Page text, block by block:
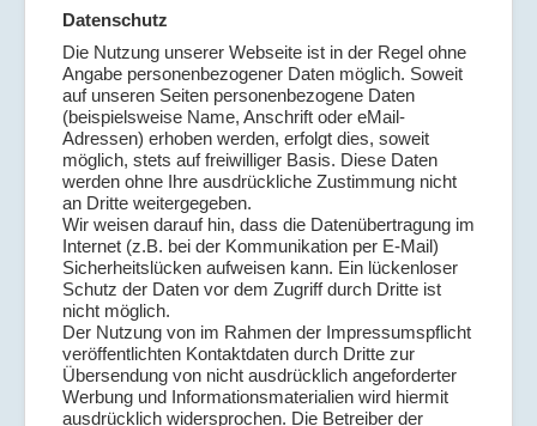
Datenschutz
Die Nutzung unserer Webseite ist in der Regel ohne
Angabe personenbezogener Daten möglich. Soweit
auf unseren Seiten personenbezogene Daten
(beispielsweise Name, Anschrift oder eMail-
Adressen) erhoben werden, erfolgt dies, soweit
möglich, stets auf freiwilliger Basis. Diese Daten
werden ohne Ihre ausdrückliche Zustimmung nicht
an Dritte weitergegeben.
Wir weisen darauf hin, dass die Datenübertragung im
Internet (z.B. bei der Kommunikation per E-Mail)
Sicherheitslücken aufweisen kann. Ein lückenloser
Schutz der Daten vor dem Zugriff durch Dritte ist
nicht möglich.
Der Nutzung von im Rahmen der Impressumspflicht
veröffentlichten Kontaktdaten durch Dritte zur
Übersendung von nicht ausdrücklich angeforderter
Werbung und Informationsmaterialien wird hiermit
ausdrücklich widersprochen. Die Betreiber der